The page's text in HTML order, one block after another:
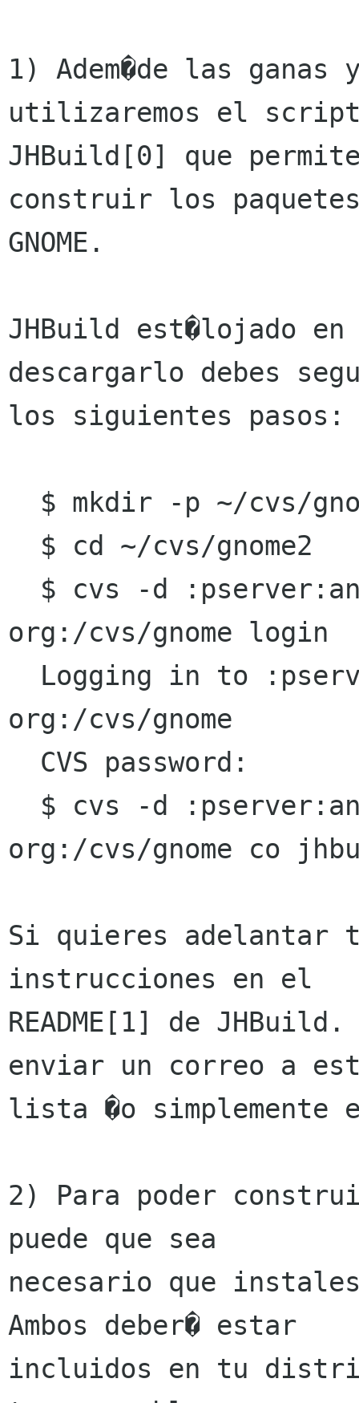
1) Adem�de las
utilizaremos el
JHBuild[0] que
construir los
GNOME.
JHBuild est�lojado en
descargarlo debes
los siguientes pasos:
org:/cvs/gnome login
org:/cvs/gnome
org:/cvs/gnome co
Si quieres adelantar
instrucciones en el
README[1] de
enviar un correo a
lista �o simplemente
2) Para poder construir
puede que sea
necesario que
Ambos deber� estar
incluidos en tu